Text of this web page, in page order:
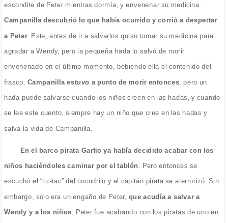
escondite de Peter mientras dormía, y envenenar su medicina.
Campanilla descubrió lo que había ocurrido y corrió a despertar
a Peter. Este, antes de ir a salvarlos quiso tomar su medicina para
agradar a Wendy, pero la pequeña hada lo salvó de morir
envenenado en el último momento, bebiendo ella el contenido del
frasco. Campanilla estuvo a punto de morir entonces , pero un
hada puede salvarse cuando los niños creen en las hadas, y cuando
se lee este cuento, siempre hay un niño que cree en las hadas y
salva la vida de Campanilla.
En el barco pirata Garfio ya había decidido acabar con los
niños haciéndoles caminar por el tablón . Pero entonces se
escuchó el “tic-tac” del cocodrilo y el capitán pirata se aterrorizó. Sin
embargo, solo era un engaño de Peter, que acudía a salvar a
Wendy y a los niños . Peter fue acabando con los piratas de uno en